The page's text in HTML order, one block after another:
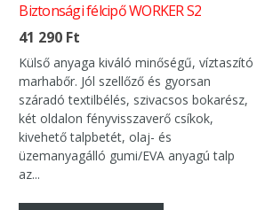
Biztonsági félcipő WORKER S2
41 290 Ft
Külső anyaga kiváló minőségű, víztaszító
marhabőr. Jól szellőző és gyorsan
száradó textilbélés, szivacsos bokarész,
két oldalon fényvisszaverő csíkok,
kivehető talpbetét, olaj- és
üzemanyagálló gumi/EVA anyagú talp
az...